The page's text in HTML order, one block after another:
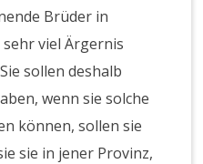
Brüder in
viel Ärgernis
sollen deshalb
wenn sie solche
können, sollen sie
sie in jener Provinz,